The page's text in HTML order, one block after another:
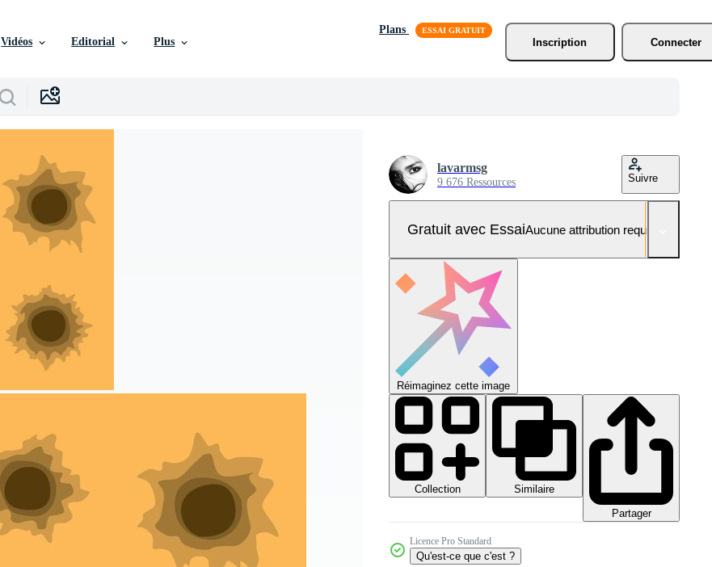
Vidéos Editorial Plus
Plans
Inscription
Connecter
lavarmsg
9 676 Ressources Suivre
Gratuit avec EssaiAucune attribution requise
Réimaginez cette image
Collection
Similaire
Partager
Licence Pro Standard
Qu'est-ce que c'est ?